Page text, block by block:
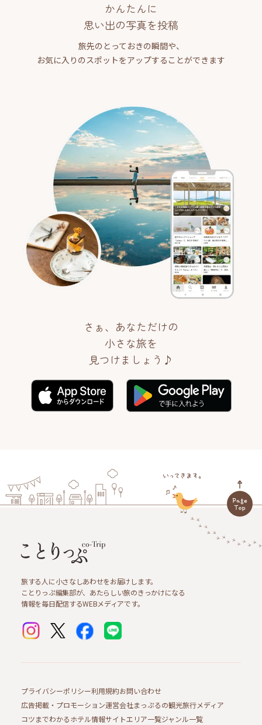
かんたんに
思い出の写真を投稿
旅先のとっておきの瞬間や、
お気に入りのスポットをアップすることができます
さぁ、あなただけの
小さな旅を
見つけましょう♪
旅する人に小さなしあわせをお届けします。
ことりっぷ編集部が、あたらしい旅のきっかけになる
情報を毎日配信するWEBメディアです。
プライバシーポリシー利用規約お問い合わせ
広告掲載・プロモーション運営会社まっぷるの観光旅行メディア
コツまでわかるホテル情報サイトエリア一覧ジャンル一覧